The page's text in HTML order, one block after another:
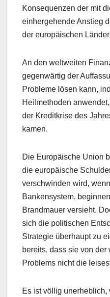
Konsequenzen der mit
einhergehende Anstieg
der europäischen
An den weltweiten
gegenwärtig der
Probleme lösen kann,
Heilmethoden
der Kreditkrise des
kamen.
Die Europäische Union
die europäische
verschwinden wird,
Bankensystem,
Brandmauer versieht.
sich die politischen
Strategie überhaupt zu
bereits, dass sie von
Problems nicht die
Es ist völlig